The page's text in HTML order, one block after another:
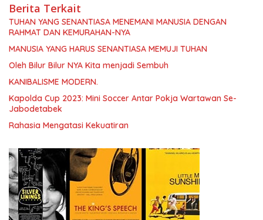
Berita Terkait
TUHAN YANG SENANTIASA MENEMANI MANUSIA DENGAN
RAHMAT DAN KEMURAHAN-NYA
MANUSIA YANG HARUS SENANTIASA MEMUJI TUHAN
Oleh Bilur Bilur NYA Kita menjadi Sembuh
KANIBALISME MODERN.
Kapolda Cup 2023: Mini Soccer Antar Pokja Wartawan Se-
Jabodetabek
Rahasia Mengatasi Kekuatiran